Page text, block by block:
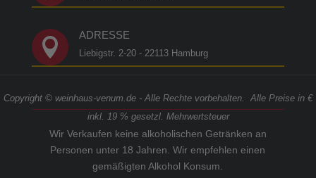

ADRESSE
Liebigstr. 2-20 - 22113 Hamburg
Copyright © weinhaus-venum.de - Alle Rechte vorbehalten. Alle Preise in €
inkl. 19 % gesetzl. Mehrwertsteuer
Wir Verkaufen keine alkoholischen Getränken an
Personen unter 18 Jahren. Wir empfehlen einen
gemäßigten Alkohol Konsum.